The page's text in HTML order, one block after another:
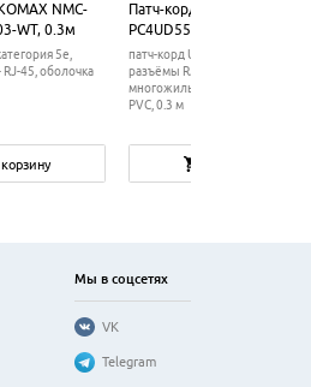
NMC-
WT, 0.3м
5e,
45, оболочка
Патч-корд NIKOMAX NMC-
PC4UD55B-003-RD, 0.3м
патч-корд UTP, категория 5e,
разъёмы RJ-45 - RJ-45,
многожильный, 4 пары,
PVC, 0.3 м
Мы в соцсетях
VK
Telegram